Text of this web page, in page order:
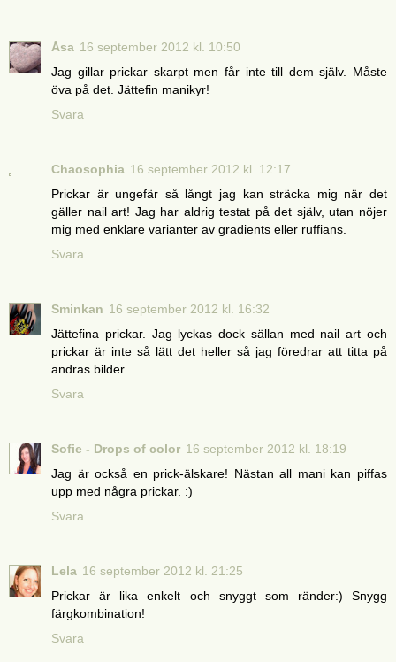
Åsa 16 september 2012 kl. 10:50
Jag gillar prickar skarpt men får inte till dem själv. Måste
öva på det. Jättefin manikyr!
Svara
Chaosophia 16 september 2012 kl. 12:17
Prickar är ungefär så långt jag kan sträcka mig när det
gäller nail art! Jag har aldrig testat på det själv, utan nöjer
mig med enklare varianter av gradients eller ruffians.
Svara
Sminkan 16 september 2012 kl. 16:32
Jättefina prickar. Jag lyckas dock sällan med nail art och
prickar är inte så lätt det heller så jag föredrar att titta på
andras bilder.
Svara
Sofie - Drops of color 16 september 2012 kl. 18:19
Jag är också en prick-älskare! Nästan all mani kan piffas
upp med några prickar. :)
Svara
Lela 16 september 2012 kl. 21:25
Prickar är lika enkelt och snyggt som ränder:) Snygg
färgkombination!
Svara